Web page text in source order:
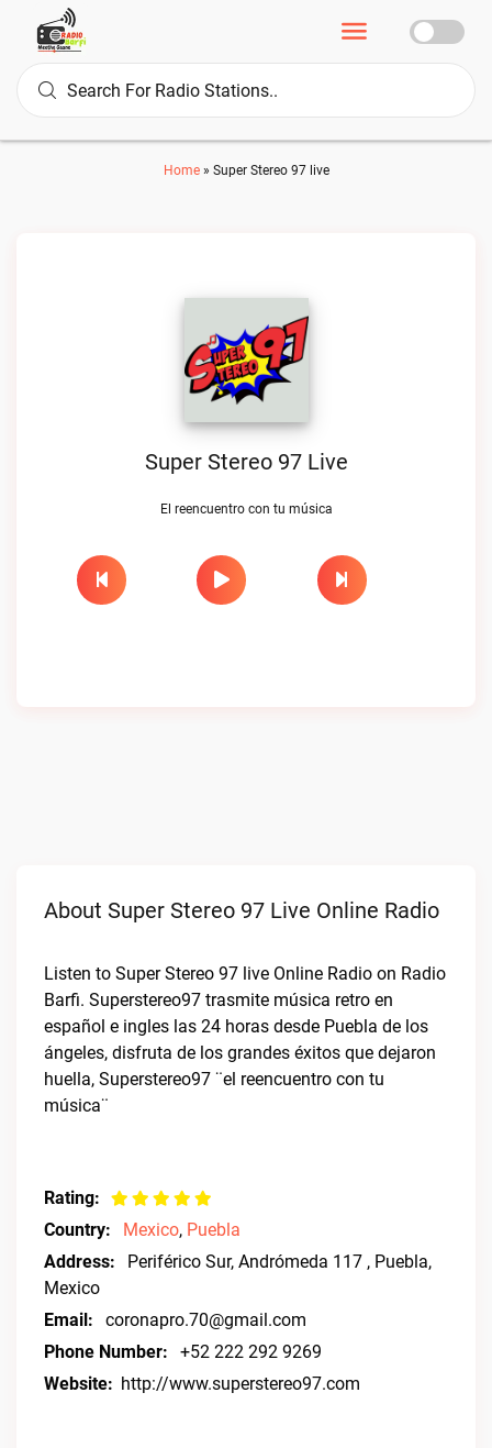
Home» Super Stereo 97 live
Super Stereo 97 Live
El reencuentro con tu música
About Super Stereo 97 Live Online Radio
Listen to Super Stereo 97 live Online Radio on Radio
Barfi. Superstereo97 trasmite música retro en
español e ingles las 24 horas desde Puebla de los
ángeles, disfruta de los grandes éxitos que dejaron
huella, Superstereo97 ¨el reencuentro con tu
música¨
Rating:
Country:
Mexico, Puebla
Address:
Periférico Sur, Andrómeda 117 , Puebla,
Mexico
Email:
coronapro.70@gmail.com
Phone Number:
+52 222 292 9269
Website: http://www.superstereo97.com